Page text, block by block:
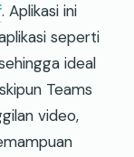
. Aplikasi ini
seperti
ideal
Teams
video,